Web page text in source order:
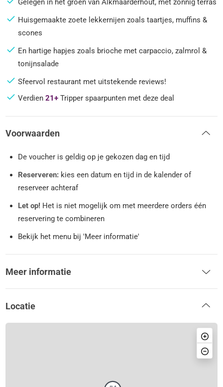
Gelegen in het groen van Alkmaarderhout, met zonnig terras
Huisgemaakte zoete lekkernijen zoals taartjes, muffins &
scones
En hartige hapjes zoals brioche met carpaccio, zalmrol &
tonijnsalade
Sfeervol restaurant met uitstekende reviews!
Verdien21+ Tripper spaarpunten met deze deal
Voorwaarden
De voucher is geldig op je gekozen dag en tijd
Reserveren: kies een datum en tijd in de kalender of
reserveer achteraf
Let op! Het is niet mogelijk om met meerdere orders één
reservering te combineren
Bekijk het menu bij 'Meer informatie'
Meer informatie
Locatie